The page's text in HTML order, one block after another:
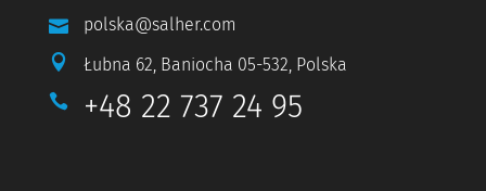
 polska@salher.com
 Łubna 62, Baniocha 05-532, Polska
 +48 22 737 24 95